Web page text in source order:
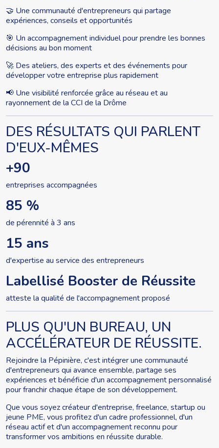
🤝 Une communauté d'entrepreneurs qui partage
expériences, conseils et opportunités
🎯 Un accompagnement individuel pour prendre les bonnes
décisions au bon moment
🚀 Des ateliers, des experts et des événements pour
développer votre entreprise plus rapidement
📢 Une visibilité renforcée grâce au réseau et au
rayonnement de la CCI de la Drôme
DES RÉSULTATS QUI PARLENT
D'EUX-MÊMES
+90
entreprises accompagnées
85 %
de pérennité à 3 ans
15 ans
d'expertise au service des entrepreneurs
Labellisé Booster de Réussite
atteste la qualité de l'accompagnement proposé
PLUS QU'UN BUREAU, UN
ACCÉLÉRATEUR DE RÉUSSITE.
Rejoindre la Pépinière, c'est intégrer une communauté
d'entrepreneurs qui avance ensemble, partage ses
expériences et bénéficie d'un accompagnement personnalisé
pour franchir chaque étape de son développement.
Que vous soyez créateur d'entreprise, freelance, startup ou
jeune PME, vous profitez d'un cadre professionnel, d'un
réseau actif et d'un accompagnement reconnu pour
transformer vos ambitions en réussite durable.